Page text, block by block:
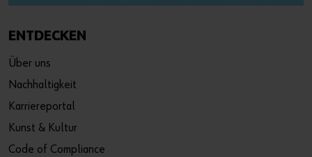
ENTDECKEN
Über uns
Nachhaltigkeit
Karriereportal
Kunst & Kultur
Code of Compliance